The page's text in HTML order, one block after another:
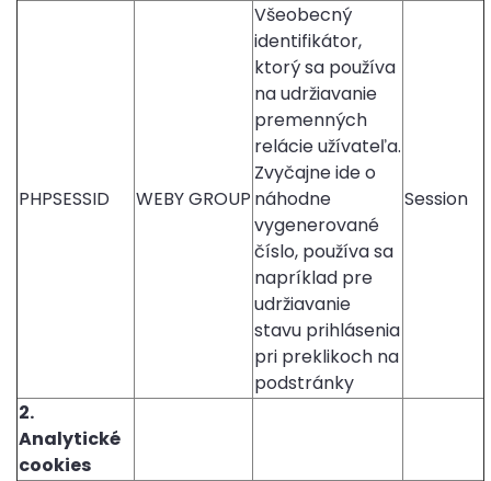
PHPSESSID WEBY GROUP
Všeobecný
identifikátor,
ktorý sa používa
na udržiavanie
premenných
relácie užívateľa.
Zvyčajne ide o
náhodne
vygenerované
číslo, používa sa
napríklad pre
udržiavanie
stavu prihlásenia
pri preklikoch na
podstránky
Session
2.
Analytické
cookies